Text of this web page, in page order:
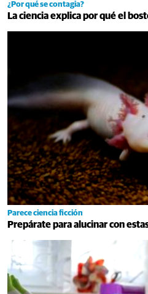
¿Por qué se contagia?
La ciencia explica por qué el
Parece ciencia ficción
Prepárate para alucinar con